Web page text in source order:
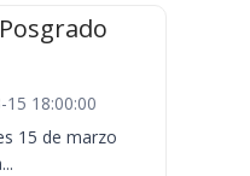
15 18:00:00
15 de marzo